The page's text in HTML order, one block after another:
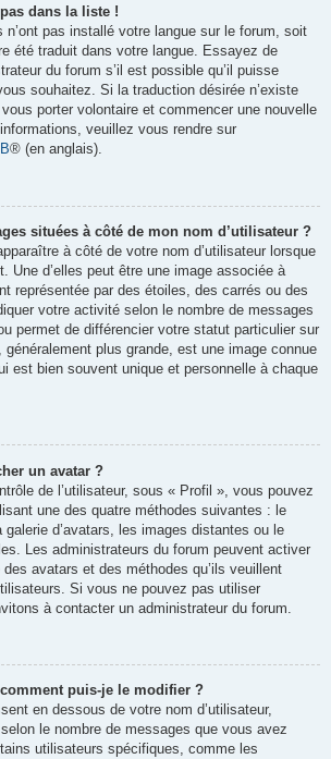
dans la liste !
pas installé votre langue sur le forum, soit
été traduit dans votre langue. Essayez de
du forum s’il est possible qu’il puisse
souhaitez. Si la traduction désirée n’existe
porter volontaire et commencer une nouvelle
veuillez vous rendre sur
® (en anglais).
situées à côté de mon nom d’utilisateur ?
à côté de votre nom d’utilisateur lorsque
Une d’elles peut être une image associée à
représentée par des étoiles, des carrés ou des
votre activité selon le nombre de messages
permet de différencier votre statut particulier sur
généralement plus grande, est une image connue
est bien souvent unique et personnelle à chaque
un avatar ?
de l’utilisateur, sous « Profil », vous pouvez
une des quatre méthodes suivantes : le
d’avatars, les images distantes ou le
Les administrateurs du forum peuvent activer
avatars et des méthodes qu’ils veuillent
Si vous ne pouvez pas utiliser
à contacter un administrateur du forum.
puis-je le modifier ?
en dessous de votre nom d’utilisateur,
le nombre de messages que vous avez
utilisateurs spécifiques, comme les